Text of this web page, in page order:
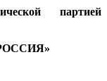
партией
РОССИЯ»